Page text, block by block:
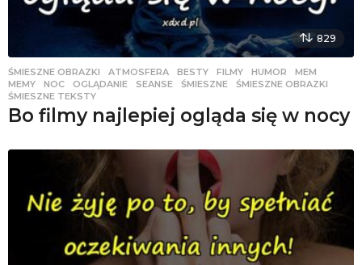
829
ŚMIESZNE OBRAZKI ATMOSFERA ,BESTY ,FILMY ,HUMOR ,MEM
MEMY
,NOC ,OGLĄDANIE ,SEANSE ,ŚMIESZNE ,ŚMIESZNE OBRAZKI
ŚMIESZNE TEKSTY
Bo filmy najlepiej ogląda się w nocy